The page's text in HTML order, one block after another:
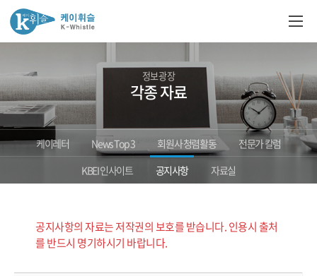
정보광장
각종 자료
케이레터 News Top 3 회원사 청렴활동
전문가 칼럼
KBEI 인사이트
공지사항 자료실
공지사항의 자료는 저작권의 보호를 받습니다. 인용시 출처
를 반드시 명기하시기 바랍니다.